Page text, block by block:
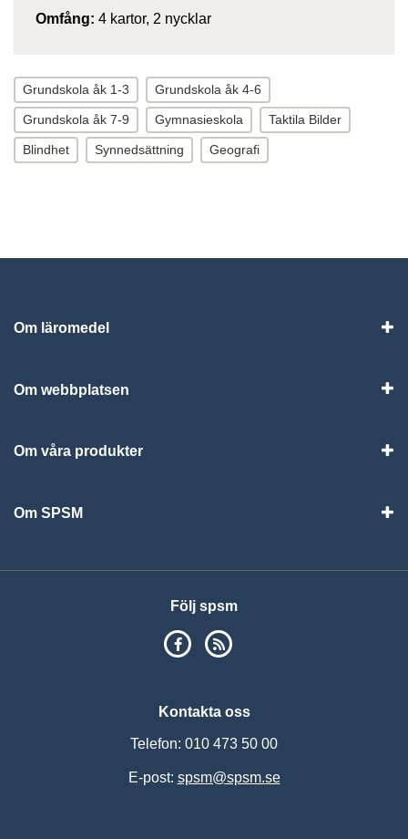
Omfång: 4 kartor, 2 nycklar
Grundskola åk 1-3 Grundskola åk 4-6
Grundskola åk 7-9 Gymnasieskola Taktila Bilder
Blindhet Synnedsättning Geografi
Om läromedel
Om webbplatsen
Om våra produkter
Om SPSM
Följ spsm
SPSM på Facebook
Kontakta oss
Telefon: 010 473 50 00
E-post: spsm@spsm.se